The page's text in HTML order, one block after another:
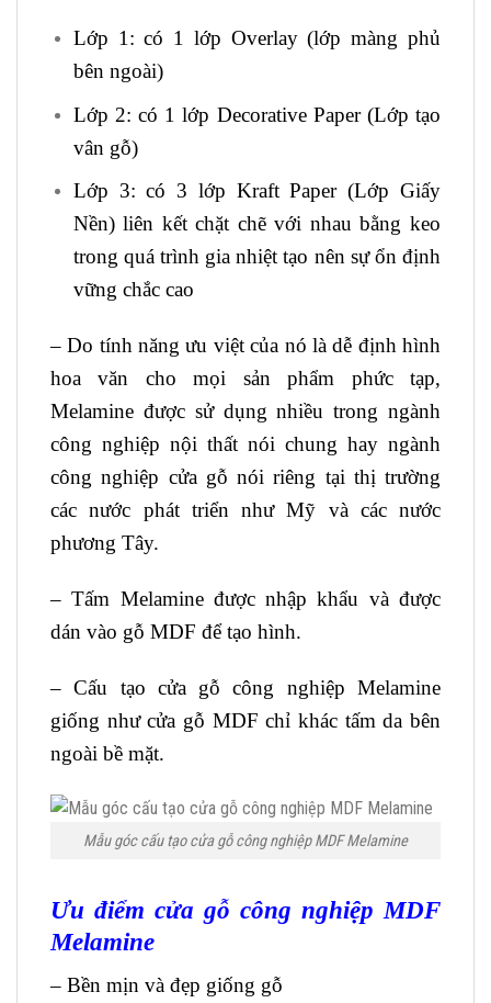
Lớp 1: có 1 lớp Overlay (lớp màng phủ
bên ngoài)
Lớp 2: có 1 lớp Decorative Paper (Lớp tạo
vân gỗ)
Lớp 3: có 3 lớp Kraft Paper (Lớp Giấy
Nền) liên kết chặt chẽ với nhau bằng keo
trong quá trình gia nhiệt tạo nên sự ổn định
vững chắc cao
– Do tính năng ưu việt của nó là dễ định hình
hoa văn cho mọi sản phẩm phức tạp,
Melamine được sử dụng nhiều trong ngành
công nghiệp nội thất nói chung hay ngành
công nghiệp cửa gỗ nói riêng tại thị trường
các nước phát triển như Mỹ và các nước
phương Tây.
– Tấm Melamine được nhập khẩu và được
dán vào gỗ MDF để tạo hình.
– Cấu tạo cửa gỗ công nghiệp Melamine
giống như cửa gỗ MDF chỉ khác tấm da bên
ngoài bề mặt.
Mẫu góc cấu tạo cửa gỗ công nghiệp MDF Melamine
Ưu điểm cửa gỗ công nghiệp MDF
Melamine
– Bền mịn và đẹp giống gỗ